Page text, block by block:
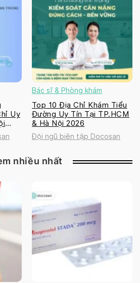
Uy
Bác sĩ & Phòng khám
Top 10 Địa Chỉ Khám Tiểu
Đường Uy Tín Tại TP.HCM
& Hà Nội 2026
Đội ngũ biên tập Docosan
nhiều nhất